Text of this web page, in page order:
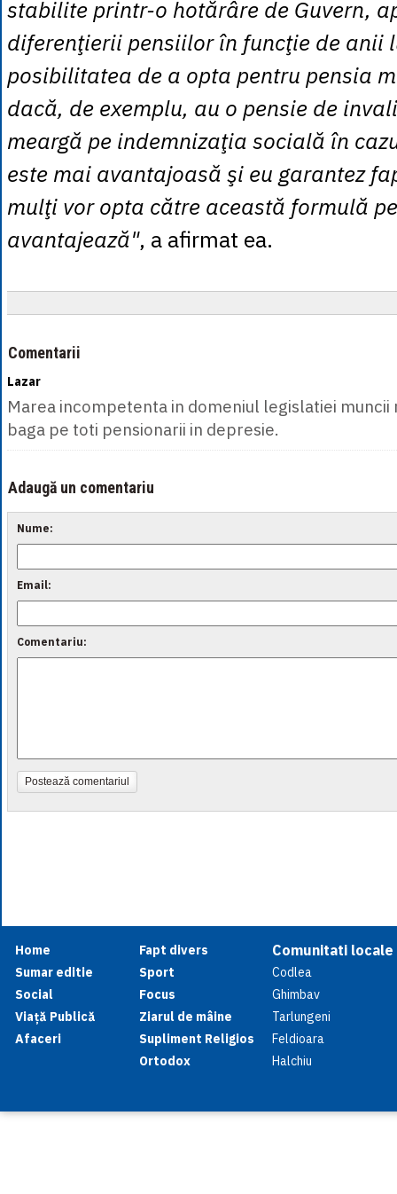
stabilite printr-o hotărâre de Guvern,
diferenţierii pensiilor în funcţie de anii
posibilitatea de a opta pentru pensia
dacă, de exemplu, au o pensie de
meargă pe indemnizaţia socială în
este mai avantajoasă şi eu garantez
mulţi vor opta către această formulă
avantajează", a afirmat ea.
Comentarii
Lazar
Marea incompetenta in domeniul legislatiei muncii
baga pe toti pensionarii in depresie.
Adaugă un comentariu
Nume:
Email:
Comentariu:
Postează comentariul
Home
Sumar editie
Social
Viață Publică
Afaceri
Fapt divers
Sport
Focus
Ziarul de mâine
Supliment Religios
Ortodox
Comunitati locale
Codlea
Ghimbav
Tarlungeni
Feldioara
Halchiu